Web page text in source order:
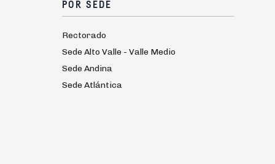
POR SEDE
Rectorado
Sede Alto Valle - Valle Medio
Sede Andina
Sede Atlántica